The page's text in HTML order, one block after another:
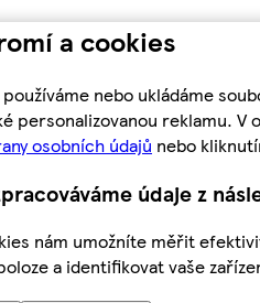
a cookies
nebo ukládáme
personalizovanou reklamu.
osobních údajů nebo
údaje z
nám umožníte měřit
a identifikovat vaše